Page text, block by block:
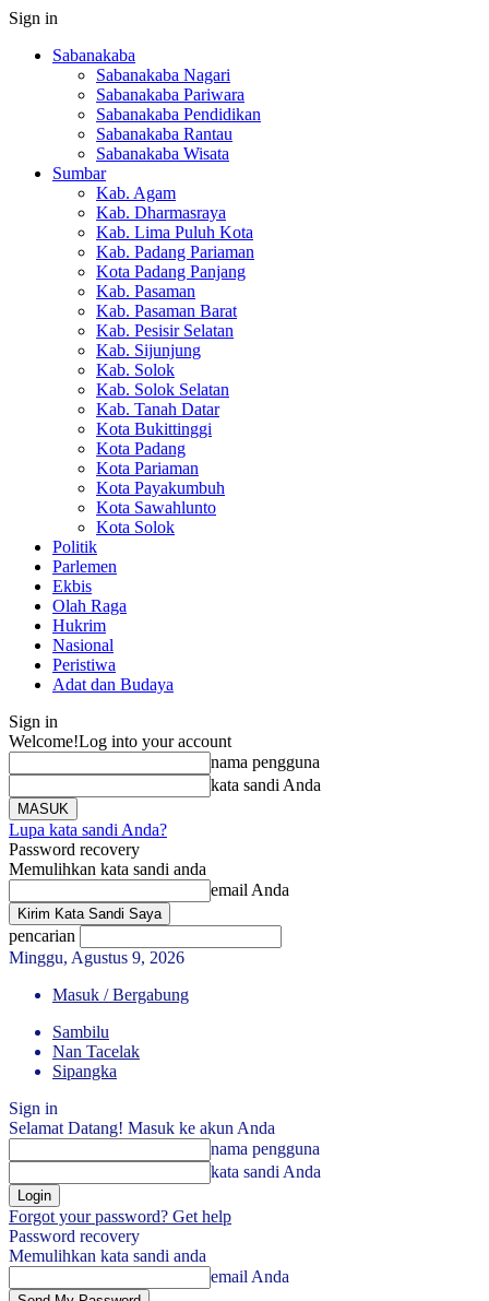
Sign in
Sabanakaba
Sabanakaba Nagari
Sabanakaba Pariwara
Sabanakaba Pendidikan
Sabanakaba Rantau
Sabanakaba Wisata
Sumbar
Kab. Agam
Kab. Dharmasraya
Kab. Lima Puluh Kota
Kab. Padang Pariaman
Kota Padang Panjang
Kab. Pasaman
Kab. Pasaman Barat
Kab. Pesisir Selatan
Kab. Sijunjung
Kab. Solok
Kab. Solok Selatan
Kab. Tanah Datar
Kota Bukittinggi
Kota Padang
Kota Pariaman
Kota Payakumbuh
Kota Sawahlunto
Kota Solok
Politik
Parlemen
Ekbis
Olah Raga
Hukrim
Nasional
Peristiwa
Adat dan Budaya
Sign in
Welcome!Log into your account
nama pengguna
kata sandi Anda
Lupa kata sandi Anda?
Password recovery
Memulihkan kata sandi anda
email Anda
pencarian
Minggu, Agustus 9, 2026
Masuk / Bergabung
Sambilu
Nan Tacelak
Sipangka
Sign in
Selamat Datang! Masuk ke akun Anda
nama pengguna
kata sandi Anda
Forgot your password? Get help
Password recovery
Memulihkan kata sandi anda
email Anda